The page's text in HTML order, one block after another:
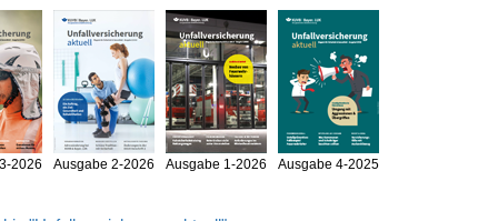
2026 Ausgabe 2-2026 Ausgabe 1-2026 Ausgabe 4-2025